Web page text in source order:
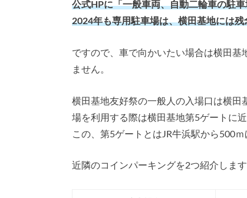
公式HPに「一般車両、自動二輪車の駐
2024年も専用駐車場は、横田基地には
ですので、車で向かいたい場合は横田基
ません。
横田基地友好祭の一般人の入場口は横
場を利用する際は横田基地第5ゲートに
この、第5ゲートとはJR牛浜駅から500
近隣のコインパーキングを2つ紹介します